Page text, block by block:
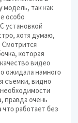
модель, так как
особо
установкой
хотя думаю,
Смотрится
которая
видео
ожидала намного
съемки, видно
правда очень
работает без